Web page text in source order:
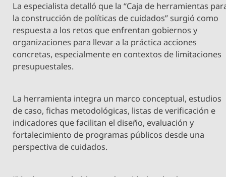
La especialista detalló que la “Caja de herramientas
la construcción de políticas de cuidados” surgió como
respuesta a los retos que enfrentan gobiernos y
organizaciones para llevar a la práctica acciones
concretas, especialmente en contextos de limitaciones
presupuestales.
La herramienta integra un marco conceptual, estudios
de caso, fichas metodológicas, listas de verificación e
indicadores que facilitan el diseño, evaluación y
fortalecimiento de programas públicos desde una
perspectiva de cuidados.